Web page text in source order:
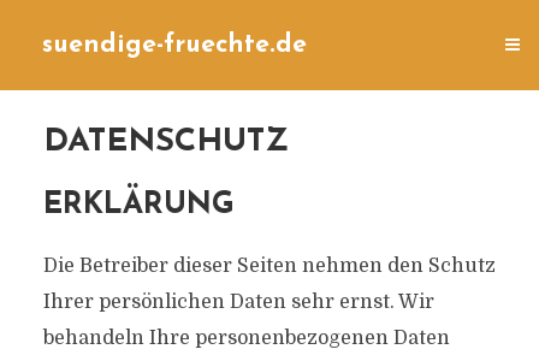
suendige-fruechte.de
DATENSCHUTZ
ERKLÄRUNG
Die Betreiber dieser Seiten nehmen den Schutz
Ihrer persönlichen Daten sehr ernst. Wir
behandeln Ihre personenbezogenen Daten